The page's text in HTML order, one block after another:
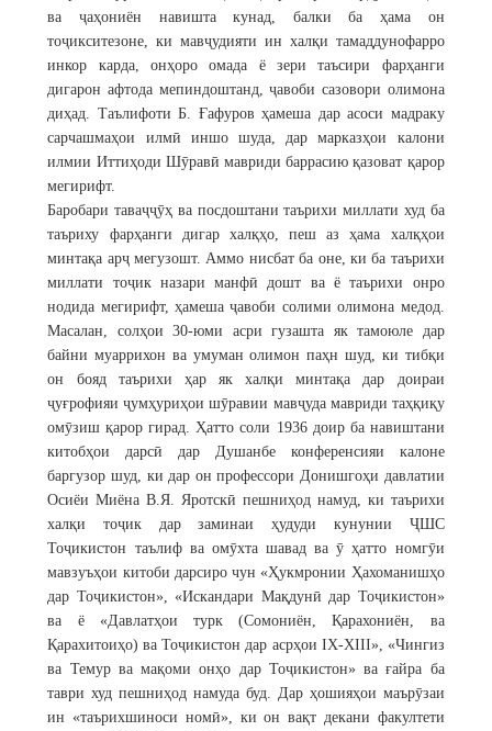
ва ҷаҳониён навишта кунад, балки ба ҳама он
тоҷикситезоне, ки мавҷудияти ин халқи тамаддунофарро
инкор карда, онҳоро омада ё зери таъсири фарҳанги
дигарон афтода мепиндоштанд, ҷавоби сазовори олимона
диҳад. Таълифоти Б. Ғафуров ҳамеша дар асоси мадраку
сарчашмаҳои илмӣ иншо шуда, дар марказҳои калони
илмии Иттиҳоди Шӯравӣ мавриди баррасию қазоват қарор
мегирифт.
Баробари таваҷҷӯҳ ва посдоштани таърихи миллати худ ба
таъриху фарҳанги дигар халқҳо, пеш аз ҳама халқҳои
минтақа арҷ мегузошт. Аммо нисбат ба оне, ки ба таърихи
миллати тоҷик назари манфӣ дошт ва ё таърихи онро
нодида мегирифт, ҳамеша ҷавоби солими олимона медод.
Масалан, солҳои 30-юми асри гузашта як тамоюле дар
байни муаррихон ва умуман олимон паҳн шуд, ки тибқи
он бояд таърихи ҳар як халқи минтақа дар доираи
ҷуғрофияи ҷумҳуриҳои шӯравии мавҷуда мавриди таҳқиқу
омӯзиш қарор гирад. Ҳатто соли 1936 доир ба навиштани
китобҳои дарсӣ дар Душанбе конференсияи калоне
баргузор шуд, ки дар он профессори Донишгоҳи давлатии
Осиёи Миёна В.Я. Яротскӣ пешниҳод намуд, ки таърихи
халқи тоҷик дар заминаи ҳудуди кунунии ҶШС
Тоҷикистон таълиф ва омӯхта шавад ва ӯ ҳатто номгӯи
мавзуъҳои китоби дарсиро чун «Ҳукмронии Ҳахоманишҳо
дар Тоҷикистон», «Искандари Мақдунӣ дар Тоҷикистон»
ва ё «Давлатҳои турк (Сомониён, Қарахониён, ва
Қарахитоиҳо) ва Тоҷикистон дар асрҳои IX-XIII», «Чингиз
ва Темур ва мақоми онҳо дар Тоҷикистон» ва ғайра ба
таври худ пешниҳод намуда буд. Дар ҳошияҳои маърӯзаи
ин «таърихшиноси номӣ», ки он вақт декани факултети